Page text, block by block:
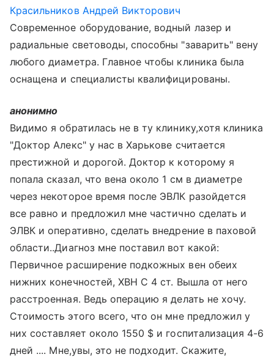
Красильников Андрей Викторович
Современное оборудование, водный лазер и
радиальные световоды, способны "заварить" вену
любого диаметра. Главное чтобы клиника была
оснащена и специалисты квалифицированы.
анонимно
Видимо я обратилась не в ту клинику,хотя клиника
"Доктор Алекс" у нас в Харькове считается
престижной и дорогой. Доктор к которому я
попала сказал, что вена около 1 см в диаметре
через некоторое время после ЭВЛК разойдется
все равно и предложил мне частично сделать и
ЭЛВК и оперативно, сделать внедрение в паховой
области..Диагноз мне поставил вот какой:
Первичное расширение подкожных вен обеих
нижних конечностей, ХВН С 4 ст. Вышла от него
расстроенная. Ведь операцию я делать не хочу.
Стоимость этого всего, что он мне предложил у
них составляет около 1550 $ и госпитализация 4-6
дней .... Мне,увы, это не подходит. Скажите,